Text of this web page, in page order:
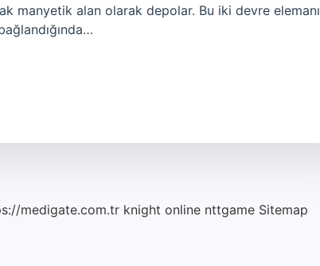
manyetik alan olarak depolar. Bu iki devre elemanı
medigate.com.tr knight online nttgame Sitemap